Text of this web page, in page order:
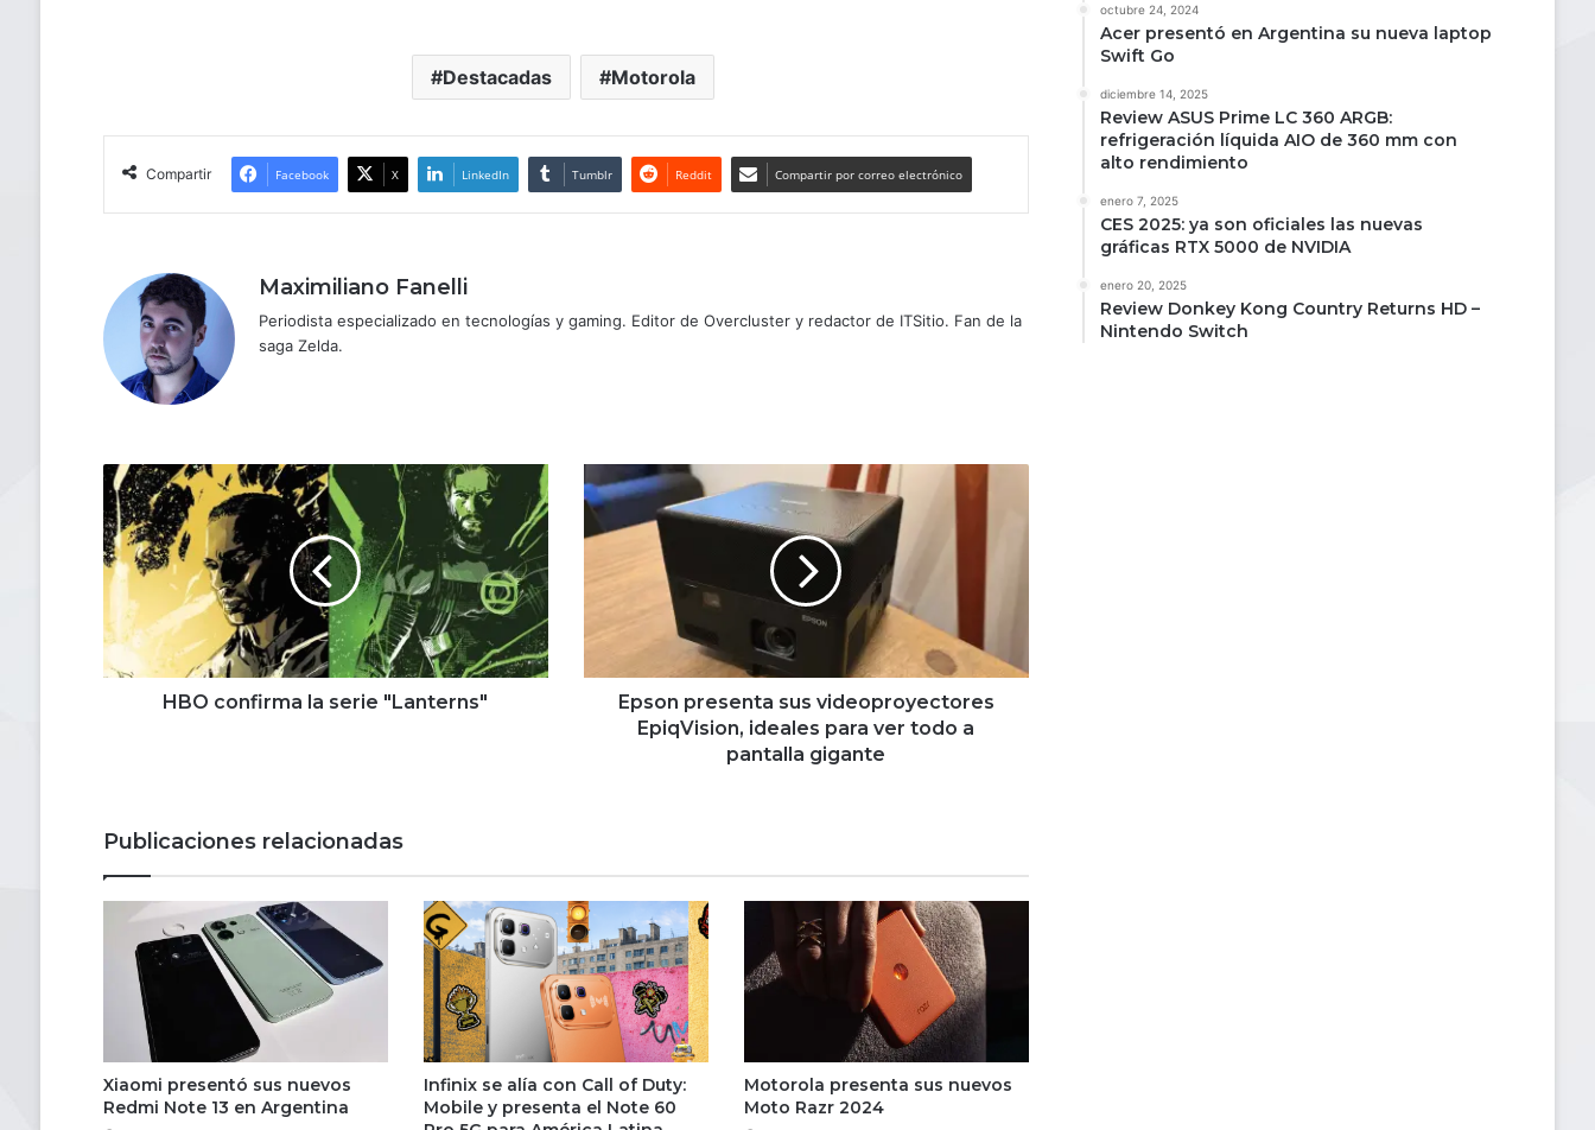
Destacadas Motorola
Compartir Facebook X LinkedIn Tumblr Reddit Compartir por correo electrónico
Maximiliano Fanelli
Periodista especializado en tecnologías y gaming. Editor de Overcluster y redactor de ITSitio. Fan de la
saga Zelda.
HBO
confirma
la
serie
"Lanterns"
HBO confirma la serie "Lanterns"
Epson
presenta
videoproyectores
EpiqVision,
todo
pantalla
Epson presenta sus videoproyectores
EpiqVision, ideales para ver todo a
pantalla gigante
Publicaciones relacionadas
Xiaomi presentó sus nuevos
Redmi Note 13 en Argentina
Infinix se alía con Call of Duty:
Mobile y presenta el Note 60
Motorola presenta sus nuevos
Moto Razr 2024
octubre 24, 2024
Acer presentó en Argentina su nueva laptop
Swift Go
diciembre 14, 2025
Review ASUS Prime LC 360 ARGB:
refrigeración líquida AIO de 360 mm con
alto rendimiento
enero 7, 2025
CES 2025: ya son oficiales las nuevas
gráficas RTX 5000 de NVIDIA
enero 20, 2025
Review Donkey Kong Country Returns HD –
Nintendo Switch